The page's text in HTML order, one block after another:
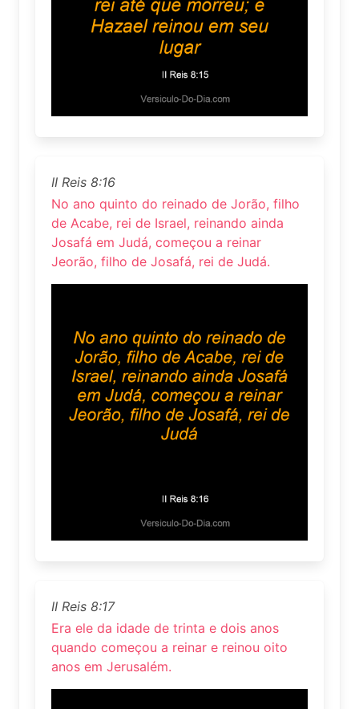
II Reis 8:16
No ano quinto do reinado de Jorão, filho
de Acabe, rei de Israel, reinando ainda
Josafá em Judá, começou a reinar
Jeorão, filho de Josafá, rei de Judá.
II Reis 8:17
Era ele da idade de trinta e dois anos
quando começou a reinar e reinou oito
anos em Jerusalém.